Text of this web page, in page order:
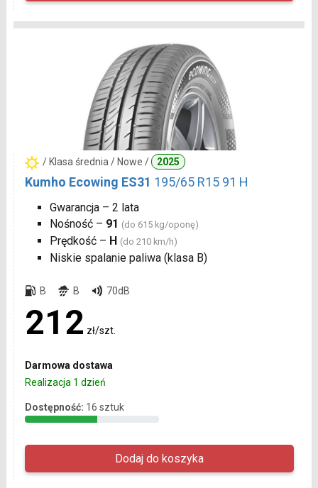
/ Klasa średnia / Nowe / 2025
Kumho Ecowing ES31 195/65 R15 91 H
Gwarancja – 2 lata
Nośność – 91 (do 615 kg/oponę)
Prędkość – H (do 210 km/h)
Niskie spalanie paliwa (klasa B)
B B 70dB
212 zł/szt.
Darmowa dostawa
Realizacja 1 dzień
Dostępność: 16 sztuk